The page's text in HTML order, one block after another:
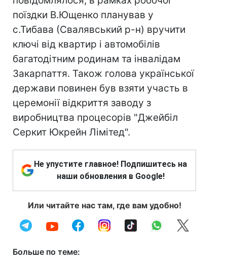
поїздки В.Ющенко планував у
с.Тибава (Свалявський р-н) вручити
ключі від квартир і автомобілів
багатодітним родинам та інвалідам
Закарпаття. Також голова української
держави повинен був взяти участь в
церемонії відкриття заводу з
виробництва процесорів "Джейбіл
Серкит Юкрейн Лімітед".
Не упустите главное! Подпишитесь на
наши обновления в Google!
Или читайте нас там, где вам удобно!
Больше по теме: